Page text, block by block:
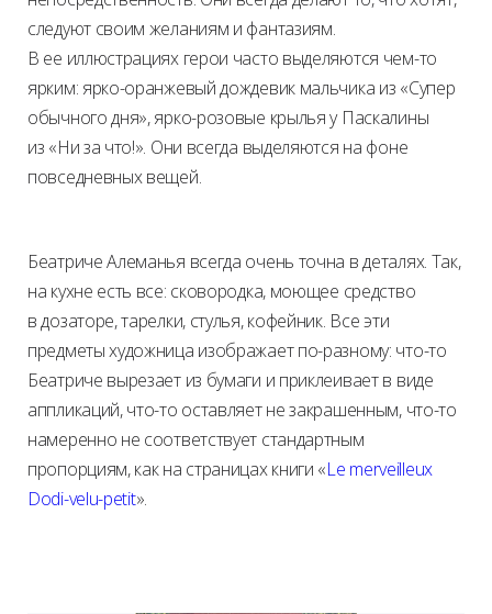
следуют своим желаниям и фантазиям.
В ее иллюстрациях герои часто выделяются чем-то
ярким: ярко-оранжевый дождевик мальчика из «Супер
обычного дня», ярко-розовые крылья у Паскалины
из «Ни за что!». Они всегда выделяются на фоне
повседневных вещей.
Беатриче Алеманья всегда очень точна в деталях. Так,
на кухне есть все: сковородка, моющее средство
в дозаторе, тарелки, стулья, кофейник. Все эти
предметы художница изображает по-разному: что-то
Беатриче вырезает из бумаги и приклеивает в виде
аппликаций, что-то оставляет не закрашенным, что-то
намеренно не соответствует стандартным
пропорциям, как на страницах книги «Le merveilleux
Dodi-velu-petit».